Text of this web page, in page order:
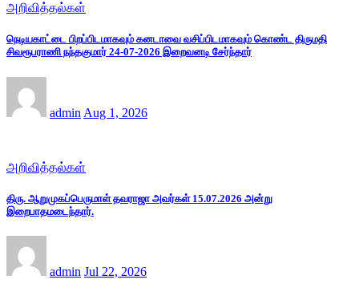
அறிவித்தல்கள்
நெடியகாட்டை பிறப்பிடமாகவும் கனடாவை வசிப்பிடமாகவும் கொண்ட திருமதி
சிவரூபராணி நந்தகுமார் 24-07-2026 இறைவனடி சேர்ந்தார்
admin Aug 1, 2026
அறிவித்தல்கள்
திரு. ஆறுமுகப்பெருமாள் தவராஜா அவர்கள் 15.07.2026 அன்று
இறைபாதமடைந்தார்.
admin Jul 22, 2026